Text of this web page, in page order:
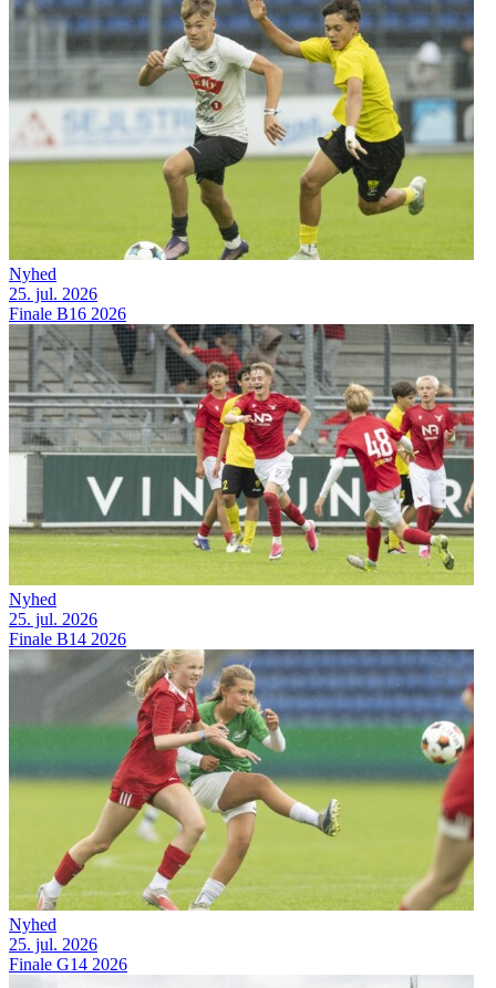
Nyhed
25. jul. 2026
Finale B16 2026
Nyhed
25. jul. 2026
Finale B14 2026
Nyhed
25. jul. 2026
Finale G14 2026